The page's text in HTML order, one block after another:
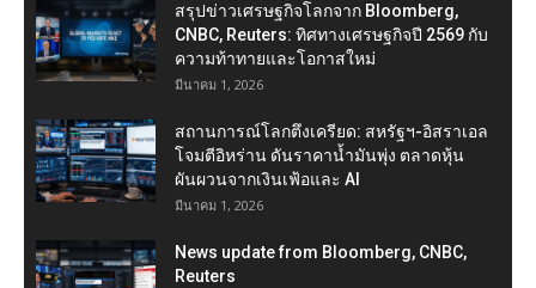
สรุปข่าวเศรษฐกิจโลกจาก Bloomberg,
CNBC, Reuters: ทิศทางเศรษฐกิจปี 2569 กับ
ความท้าทายและโอกาสใหม่
มีนาคม 1, 2026
สถานการณ์โลกตึงเครียด: สหรัฐฯ-อิสราเอล
โจมตีอิหร่าน ดันราคาน้ำมันพุ่ง ตลาดหุ้น
ผันผวนจากเงินเฟ้อและ AI
มีนาคม 1, 2026
News update from Bloomberg, CNBC,
Reuters